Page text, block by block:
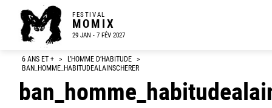
FESTIVAL
MOMIX
29 JAN - 7 FÉV 2027
6 ANS ET + > L’HOMME D’HABITUDE >
BAN_HOMME_HABITUDEALAINSCHERER